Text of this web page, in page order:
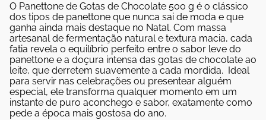
O Panettone de Gotas de Chocolate 500 g é o clássico
dos tipos de panettone que nunca sai de moda e que
ganha ainda mais destaque no Natal. Com massa
artesanal de fermentação natural e textura macia, cada
fatia revela o equilíbrio perfeito entre o sabor leve do
panettone e a doçura intensa das gotas de chocolate ao
leite, que derretem suavemente a cada mordida.
Ideal
para servir nas celebrações ou presentear alguém
especial, ele transforma qualquer momento em um
instante de puro aconchego e sabor, exatamente como
pede a época mais gostosa do ano.